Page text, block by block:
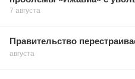
7 августа
Правительство
августа